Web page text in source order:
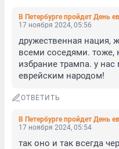
В Петербурге пройдет День
17 ноября 2024, 05:56
дружественная нация,
всеми соседями. тоже,
избрание трампа. у
еврейским народом!
ОТВЕТИТЬ
В Петербурге пройдет День
17 ноября 2024, 05:54
так оно и так всегда